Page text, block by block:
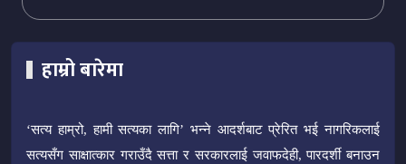
हाम्रो बारेमा
‘सत्य हाम्रो, हामी सत्यका लागि’ भन्ने आदर्शबाट प्रेरित भई नागरिकलाई
सत्यसँग साक्षात्कार गराउँदै सत्ता र सरकारलाई जवाफदेही, पारदर्शी बनाउन